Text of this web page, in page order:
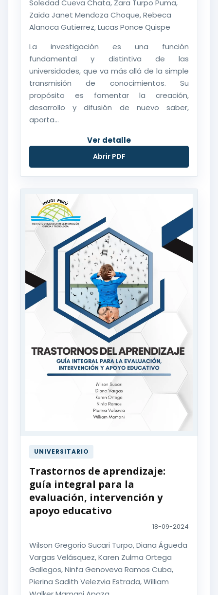
Soledad Cueva Chata, Zara Turpo Puma,
Zaida Janet Mendoza Choque, Rebeca
Alanoca Gutierrez, Lucas Ponce Quispe
La investigación es una función
fundamental y distintiva de las
universidades, que va más allá de la simple
transmisión de conocimientos. Su
propósito es fomentar la creación,
desarrollo y difusión de nuevo saber,
aporta...
Ver detalle
Abrir PDF
UNIVERSITARIO
Trastornos de aprendizaje:
guía integral para la
evaluación, intervención y
apoyo educativo
18-09-2024
Wilson Gregorio Sucari Turpo, Diana Águeda
Vargas Velásquez, Karen Zulma Ortega
Gallegos, Ninfa Genoveva Ramos Cuba,
Pierina Sadith Velezvia Estrada, William